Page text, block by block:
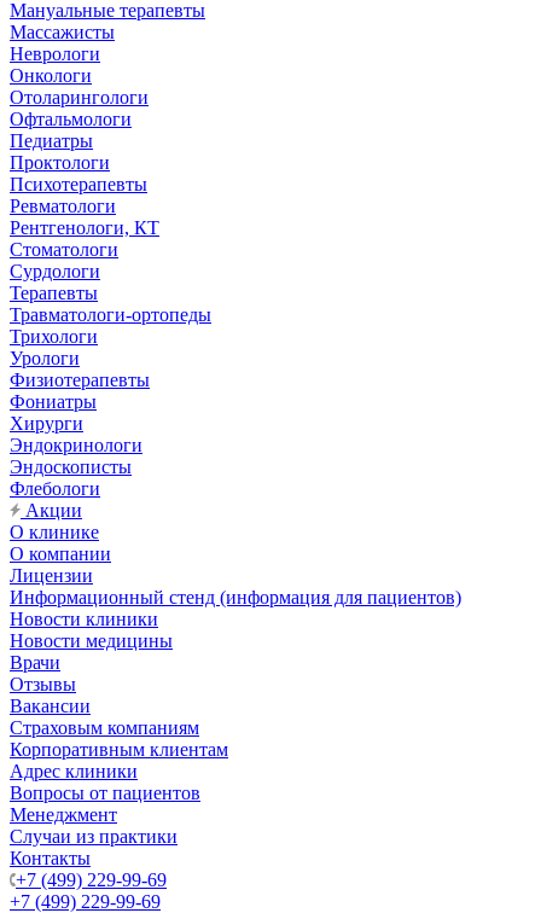
Мануальные терапевты
Массажисты
Неврологи
Онкологи
Отоларингологи
Офтальмологи
Педиатры
Проктологи
Психотерапевты
Ревматологи
Рентгенологи, КТ
Стоматологи
Сурдологи
Терапевты
Травматологи-ортопеды
Трихологи
Урологи
Физиотерапевты
Фониатры
Хирурги
Эндокринологи
Эндоскописты
Флебологи
Акции
О клинике
О компании
Лицензии
Информационный стенд (информация для пациентов)
Новости клиники
Новости медицины
Врачи
Отзывы
Вакансии
Страховым компаниям
Корпоративным клиентам
Адрес клиники
Вопросы от пациентов
Менеджмент
Случаи из практики
Контакты
+7 (499) 229-99-69
+7 (499) 229-99-69